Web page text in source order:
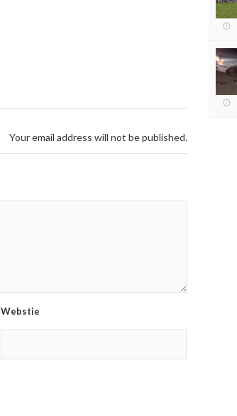
Your email address will not be published.
Webstie